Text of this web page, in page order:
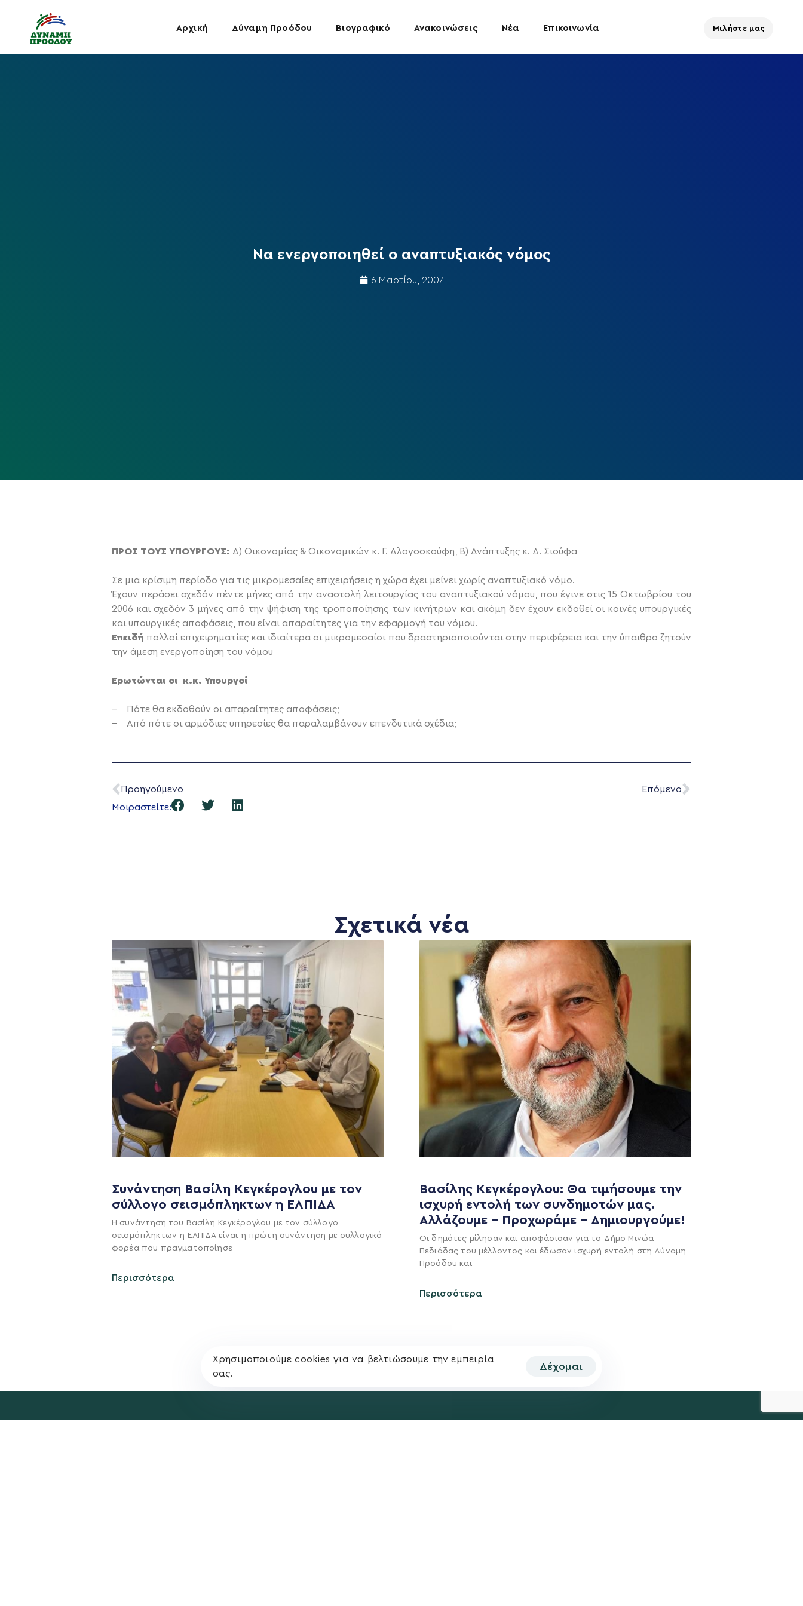
Αρχική Δύναμη Προόδου Βιογραφικό Ανακοινώσεις Νέα Επικοινωνία Μιλήστε μας
Να ενεργοποιηθεί ο αναπτυξιακός νόμος
6 Μαρτίου, 2007
ΠΡΟΣ ΤΟΥΣ ΥΠΟΥΡΓΟΥΣ: Α) Οικονομίας & Οικονομικών κ. Γ. Αλογοσκούφη, Β) Ανάπτυξης κ. Δ. Σιούφα
Σε μια κρίσιμη περίοδο για τις μικρομεσαίες επιχειρήσεις η χώρα έχει μείνει χωρίς αναπτυξιακό νόμο.
Έχουν περάσει σχεδόν πέντε μήνες από την αναστολή λειτουργίας του αναπτυξιακού νόμου, που έγινε στις 15 Οκτωβρίου του
2006 και σχεδόν 3 μήνες από την ψήφιση της τροποποίησης των κινήτρων και ακόμη δεν έχουν εκδοθεί οι κοινές υπουργικές
και υπουργικές αποφάσεις, που είναι απαραίτητες για την εφαρμογή του νόμου.
Επειδή πολλοί επιχειρηματίες και ιδιαίτερα οι μικρομεσαίοι που δραστηριοποιούνται στην περιφέρεια και την ύπαιθρο ζητούν
την άμεση ενεργοποίηση του νόμου
Ερωτώνται οι κ.κ. Υπουργοί
– Πότε θα εκδοθούν οι απαραίτητες αποφάσεις;
– Από πότε οι αρμόδιες υπηρεσίες θα παραλαμβάνουν επενδυτικά σχέδια;
Προηγούμενο
Επόμενο
Μοιραστείτε:
Σχετικά νέα
Συνάντηση Βασίλη Κεγκέρογλου με τον
σύλλογο σεισμόπληκτων η ΕΛΠΙΔΑ
Η συνάντηση του Βασίλη Κεγκέρογλου με τον σύλλογο
σεισμόπληκτων η ΕΛΠΙΔΑ είναι η πρώτη συνάντηση με συλλογικό
φορέα που πραγματοποίησε
Περισσότερα
Βασίλης Κεγκέρογλου: Θα τιμήσουμε την
ισχυρή εντολή των συνδημοτών μας.
Αλλάζουμε – Προχωράμε – Δημιουργούμε!
Οι δημότες μίλησαν και αποφάσισαν για το Δήμο Μινώα
Πεδιάδας του μέλλοντος και έδωσαν ισχυρή εντολή στη Δύναμη
Προόδου και
Περισσότερα
Η ΠΑΡΆΤΑΞΗ
Όραμα
MEDIA ΕΚΛΟΓΙΚΌ ΚΈΝΤΡΟ
+(30) 289 102 4800
kegkeroglou@gmail.com
NEWSLETTER
Χρησιμοποιούμε cookies για να βελτιώσουμε την εμπειρία
σας.
Δέχομαι